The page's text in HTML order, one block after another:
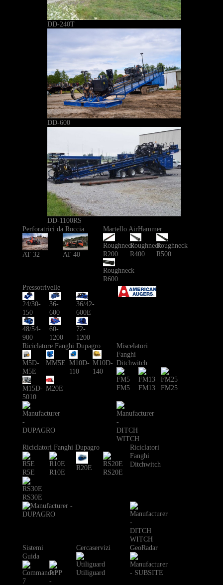
DD-240T
DD-600
DD-1100RS
Perforatrici da Roccia
AT 32 AT 40
Martello AirHammer
Roughneck
R200
Roughneck
R400
Roughneck
R500
Roughneck
R600
Pressotrivelle
24/30-
150
36-
600
36/42-
600E
48/54-
900
60-
1200
72-
1200
Riciclatore Fanghi Dupagro
M5D-
M5E
MM5E M10D-
110
M10D-
140
M15D-
5010
M20E
Miscelatori
Fanghi
Ditchwitch
FM5 FM13 FM25
Riciclatori Fanghi Dupagro
R5E R10E
R20E
RS20E
RS30E
Riciclatori
Fanghi
Ditchwitch
Sistemi
Guida
Cercaservizi
Utiliguard
GeoRadar